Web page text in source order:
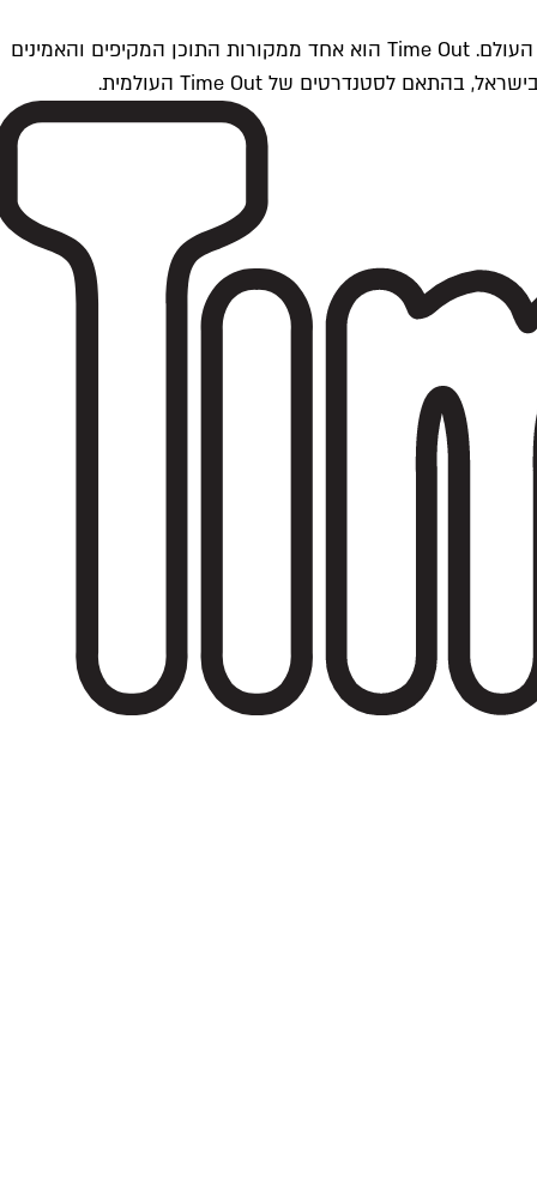
Time Outתל אביב הוא חלק מרשת Time Out Global — רשת מדיה בינלאומית הפועלת ב-360 ערים מרכזיות וב-60 מדינות ברחבי העולם. Time Out הוא אחד ממקורות התוכן המקיפים והאמינים